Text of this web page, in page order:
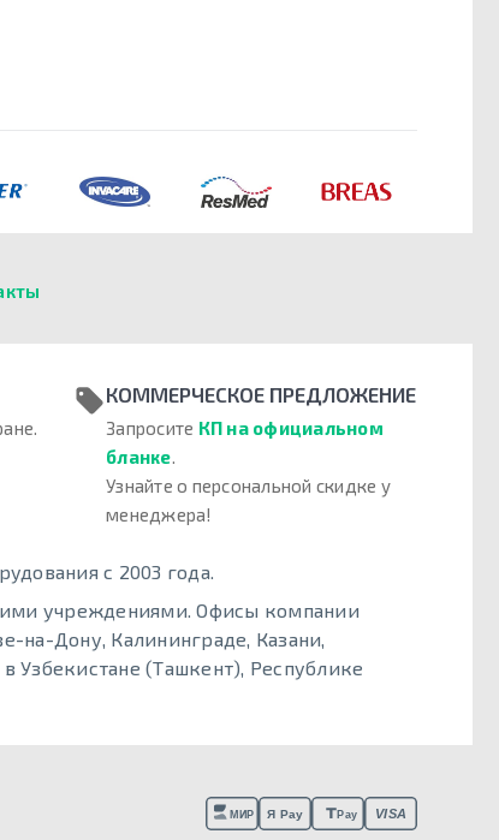
КОММЕРЧЕСКОЕ ПРЕДЛОЖЕНИЕ
Запросите КП на официальном
бланке.
Узнайте о персональной скидке у
менеджера!
с 2003 года.
учреждениями. Офисы компании
на-Дону, Калининграде, Казани,
Узбекистане (Ташкент), Республике
МИР Я Pay Pay VISA